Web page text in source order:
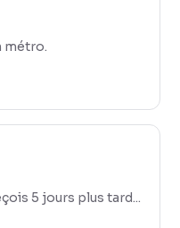
métro.
5 jours plus tard...